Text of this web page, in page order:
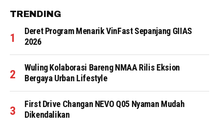
TRENDING
Deret Program Menarik VinFast Sepanjang GIIAS
2026
Wuling Kolaborasi Bareng NMAA Rilis Eksion
Bergaya Urban Lifestyle
First Drive Changan NEVO Q05 Nyaman Mudah
Dikendalikan